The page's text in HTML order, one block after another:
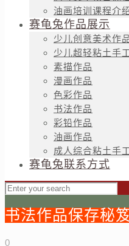
油画培训课程介
赛龟兔作品展示
少儿创意美术作
少儿超轻粘土手
素描作品
漫画作品
色彩作品
书法作品
彩铅作品
油画作品
成人综合粘土手
赛龟兔联系方式
书法作品保存秘
0